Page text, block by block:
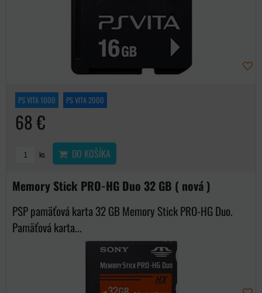
PS VITA 1000 PS VITA 2000
68 €
ks DO KOŠÍKA
Memory Stick PRO-HG Duo 32 GB ( nová )
PSP pamäťová karta 32 GB Memory Stick PRO-HG Duo.
Pamäťová karta...